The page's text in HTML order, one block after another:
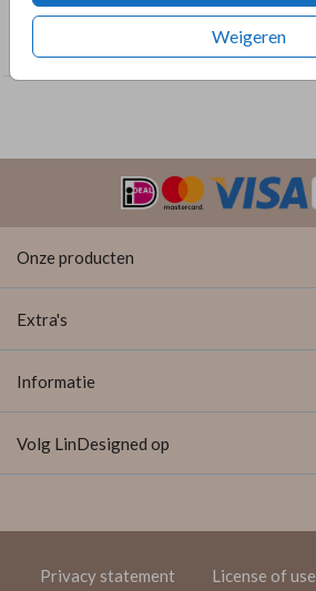
Weigeren
COLLECTIE
Onze producten
Extra's
Informatie
Volg LinDesigned op
Privacy statement License of use